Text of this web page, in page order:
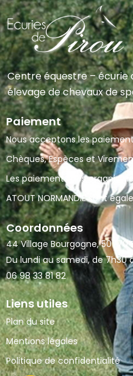
Centre équestre –
élevage de chevaux de
Paiement
Nous acceptons les
Chèques, Espèces et
Les paiements des
ATOUT NORMANDIE sont
Coordonnées
44 Village Bourgogne, 50770
Du lundi au samedi, de 7h30
06 98 33 81 82
Liens utiles
Plan du site
Mentions légales
Politique de confidentialité